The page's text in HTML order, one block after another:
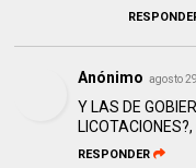
Anónimo agosto
Y LAS DE
RESPONDER